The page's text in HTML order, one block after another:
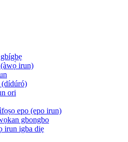
irun)
ori
epo (epo irun)
gbongbo
irun igba diẹ